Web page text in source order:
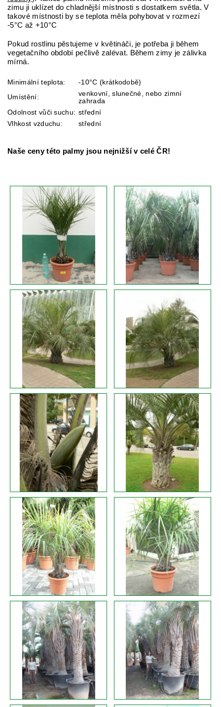
zimu ji uklízet do chladnější místnosti s dostatkem světla. V
takové místnosti by se teplota měla pohybovat v rozmezí
-5°C až +10°C
Pokud rostlinu pěstujeme v květináči, je potřeba ji během
vegetačního období pečlivě zalévat. Během zimy je zálivka
mírná.
Minimální teplota:
-10°C (krátkodobě)
Umístění:
venkovní, slunečné, nebo zimní
zahrada
Odolnost vůči suchu: střední
Vlhkost vzduchu:
střední
Naše ceny této palmy jsou nejnižší v celé ČR!